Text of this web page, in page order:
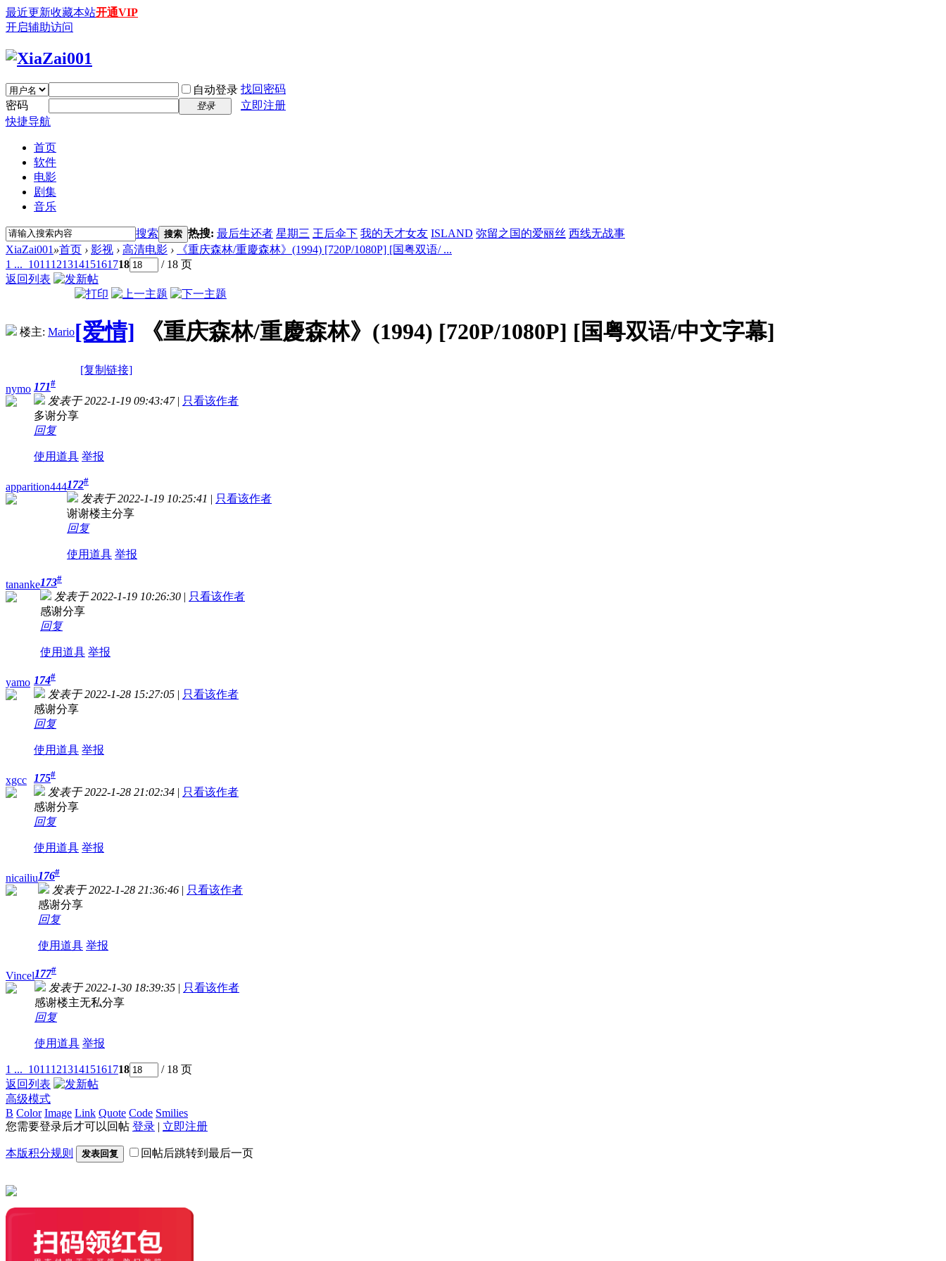
最近更新收藏本站开通VIP
开启辅助访问
自动登录 找回密码
密码
登录
立即注册
快捷导航
首页
软件
电影
剧集
音乐
搜索 搜索 热搜: 最后生还者 星期三 王后伞下 我的天才女友 ISLAND 弥留之国的爱丽丝 西线无战事
XiaZai001 »首页 › 影视 › 高清电影 ›
《重庆森林/重慶森林》(1994) [720P/1080P] [国粤双语/ ...
1 ... 1011 12131415161718
/ 18 页
返回列表
楼主: Mario[爱情] 《重庆森林/重慶森林》(1994) [720P/1080P] [国粤双语/中文字幕]
[复制链接]
nymo 171#
发表于 2022-1-19 09:43:47 | 只看该作者
多谢分享
回复
使用道具 举报
apparition444172#
发表于 2022-1-19 10:25:41 | 只看该作者
谢谢楼主分享
回复
使用道具 举报
tananke173#
发表于 2022-1-19 10:26:30 | 只看该作者
感谢分享
回复
使用道具 举报
yamo 174#
发表于 2022-1-28 15:27:05 | 只看该作者
感谢分享
回复
使用道具 举报
xgcc 175#
发表于 2022-1-28 21:02:34 | 只看该作者
感谢分享
回复
使用道具 举报
nicailiu176#
发表于 2022-1-28 21:36:46 | 只看该作者
感谢分享
回复
使用道具 举报
Vincel177#
发表于 2022-1-30 18:39:35 | 只看该作者
感谢楼主无私分享
回复
使用道具 举报
1 ... 1011 12131415161718
/ 18 页
返回列表
高级模式
B Color Image Link Quote Code Smilies
您需要登录后才可以回帖 登录 | 立即注册
本版积分规则 发表回复 回帖后跳转到最后一页